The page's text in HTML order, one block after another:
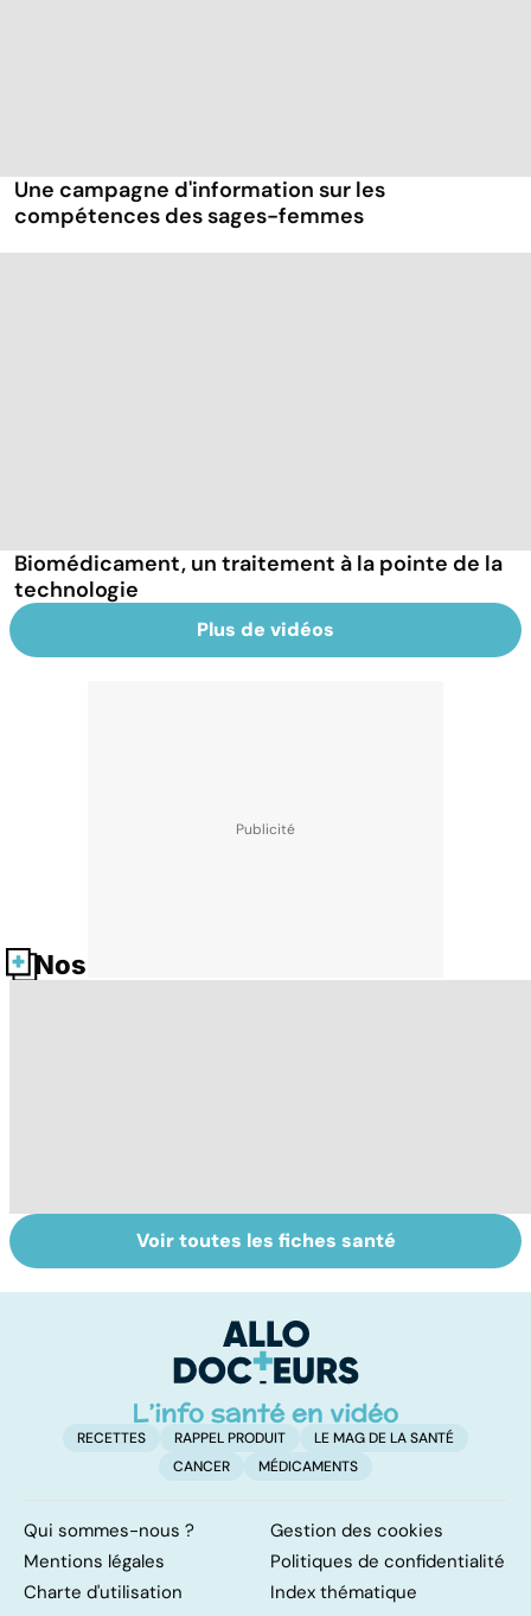
Une campagne d'information sur les
compétences des sages-femmes
Biomédicament, un traitement à la pointe de la
technologie
Plus de vidéos
Nos fiches santé
Faire du sport à
domicile, c'est
Don de gamètes :
le pour et le
levée de
l'anonymat
Voir toutes les fiches santé
RECETTES RAPPEL PRODUIT
LE MAG DE LA SANTÉ
CANCER
MÉDICAMENTS
Qui sommes-nous ?
Gestion des cookies
Mentions légales
Politiques de confidentialité
Charte d'utilisation
Index thématique